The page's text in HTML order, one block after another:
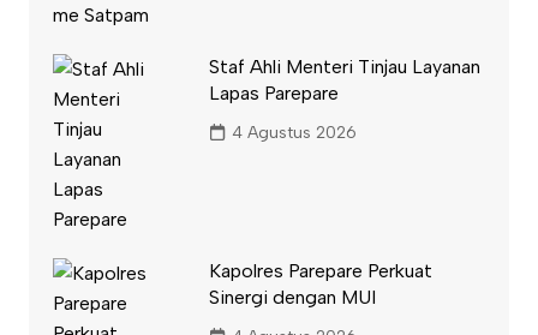
Staf Ahli Menteri Tinjau Layanan
Lapas Parepare
4 Agustus 2026
Kapolres Parepare Perkuat
Sinergi dengan MUI